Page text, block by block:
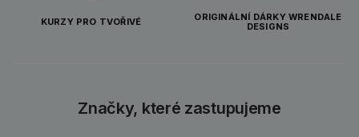
KURZY PRO TVOŘIVÉ
ORIGINÁLNÍ DÁRKY WRENDALE
DESIGNS
Značky, které zastupujeme